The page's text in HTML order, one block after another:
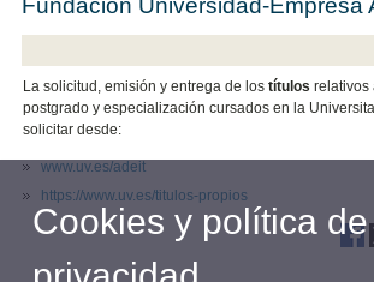
La solicitud, emisión y entrega de lostítulos relativos
postgrado y especialización cursados en la
solicitar desde:
www.uv.es/adeit
https://www.uv.es/titulos-propios
Cookies y política de